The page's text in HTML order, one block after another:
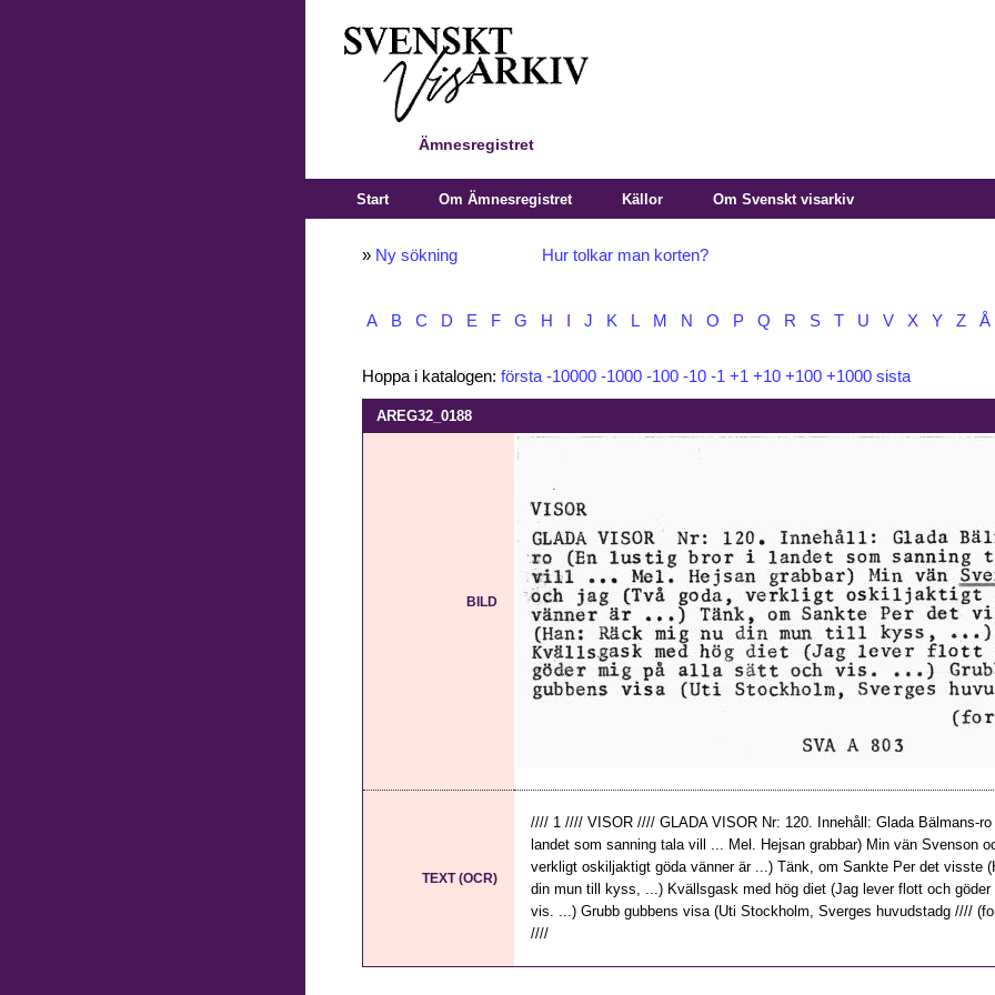
Ämnesregistret
Start Om Ämnesregistret Källor Om Svenskt visarkiv
» Ny sökning Hur tolkar man korten?
A B C D E F G H J K L M N O P Q R S T U V X Y Z Å
Hoppa i katalogen: första -10000 -1000 -100 -10 -1 +1 +10 +100 +1000 sista
AREG32_0188
BILD
TEXT (OCR)
//// 1 //// VISOR //// GLADA VISOR Nr: 120. Innehåll: Glada Bälmans-
landet som sanning tala vill ... Mel. Hejsan grabbar) Min vän Svenson
verkligt oskiljaktigt göda vänner är ...) Tänk, om Sankte Per det visste
din mun till kyss, ...) Kvällsgask med hög diet (Jag lever flott och
vis. ...) Grubb gubbens visa (Uti Stockholm, Sverges huvudstadg ////
////